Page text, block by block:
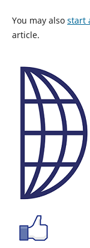
You may also start
article.